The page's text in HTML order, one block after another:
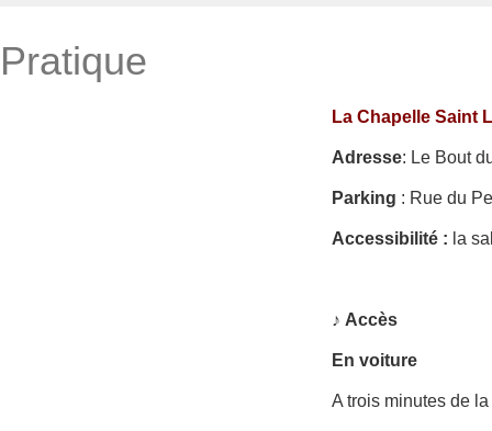
Pratique
La Chapelle Saint
Adresse: Le Bout
Parking : Rue du
Accessibilité : la
♪ Accès
En voiture
A trois minutes de